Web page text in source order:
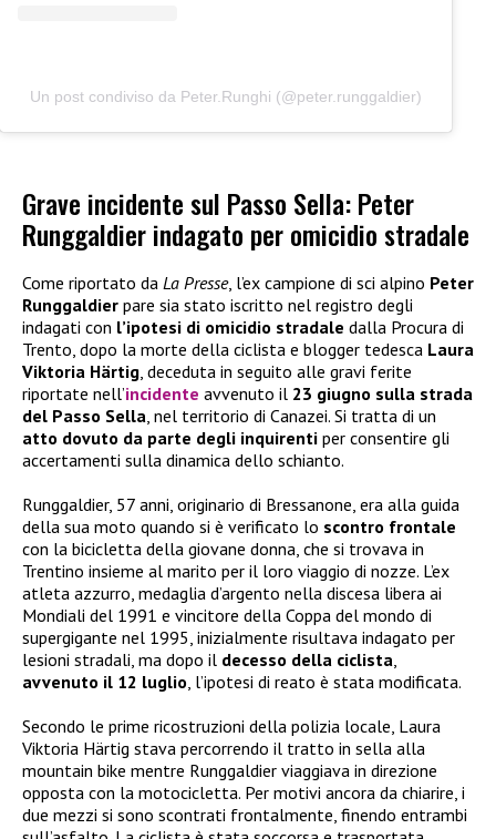
Un post condiviso da Peter.Runghi (@peter.runggaldier)
Grave incidente sul Passo Sella: Peter
Runggaldier indagato per omicidio stradale
Come riportato da La Presse, l’ex campione di sci alpino Peter
Runggaldier pare sia stato iscritto nel registro degli
indagati con l’ipotesi di omicidio stradale dalla Procura di
Trento, dopo la morte della ciclista e blogger tedesca Laura
Viktoria Härtig, deceduta in seguito alle gravi ferite
riportate nell’incidente avvenuto il 23 giugno sulla strada
del Passo Sella, nel territorio di Canazei. Si tratta di un
atto dovuto da parte degli inquirenti per consentire gli
accertamenti sulla dinamica dello schianto.
Runggaldier, 57 anni, originario di Bressanone, era alla guida
della sua moto quando si è verificato lo scontro frontale
con la bicicletta della giovane donna, che si trovava in
Trentino insieme al marito per il loro viaggio di nozze. L’ex
atleta azzurro, medaglia d’argento nella discesa libera ai
Mondiali del 1991 e vincitore della Coppa del mondo di
supergigante nel 1995, inizialmente risultava indagato per
lesioni stradali, ma dopo il decesso della ciclista,
avvenuto il 12 luglio, l’ipotesi di reato è stata modificata.
Secondo le prime ricostruzioni della polizia locale, Laura
Viktoria Härtig stava percorrendo il tratto in sella alla
mountain bike mentre Runggaldier viaggiava in direzione
opposta con la motocicletta. Per motivi ancora da chiarire, i
due mezzi si sono scontrati frontalmente, finendo entrambi